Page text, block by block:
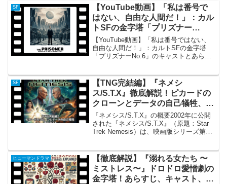
は、ハリウッド黄金期を代表する美男美
女、ケーリー・...
SF
【YouTube動画】「私は番号で
はない、自由な人間だ！」：カル
トSFの金字塔「プリズナー
No.6」のキャストとあらすじ
【YouTube動画】「私は番号ではない、
自由な人間だ！」：カルトSFの金字塔
「プリズナーNo.6」のキャストとあらす
No.6』（原題: The Prisoner、...
SF
【TNG完結編】『ネメシ
ス/S.T.X』徹底解説！ピカードの
クローンとデータの自己犠牲、涙
のラスト
『ネメシス/S.T.X』の概要2002年に公開
された『ネメシス/S.T.X』（原題：Star
Trek Nemesis）は、映画版シリーズ第10
ャストによる最後の劇場...
ヒューマンドラマ
【徹底解説】『溺れる女たち 〜
ミストレス〜』ドロドロ愛憎劇の
金字塔！あらすじ、キャスト、打